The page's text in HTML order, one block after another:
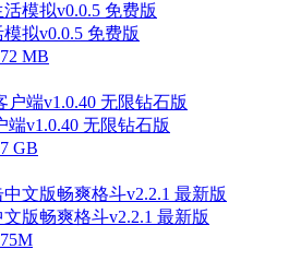
拟v0.0.5 免费版
MB
v1.0.40 无限钻石版
GB
版畅爽格斗v2.2.1 最新版